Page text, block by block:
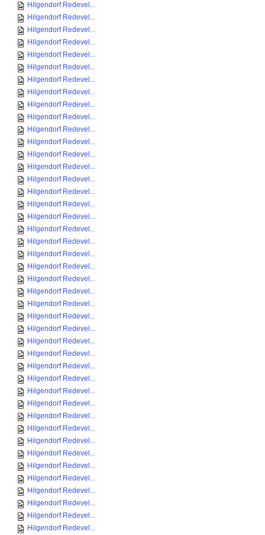
Hilgendorf Redevel...
Hilgendorf Redevel...
Hilgendorf Redevel...
Hilgendorf Redevel...
Hilgendorf Redevel...
Hilgendorf Redevel...
Hilgendorf Redevel...
Hilgendorf Redevel...
Hilgendorf Redevel...
Hilgendorf Redevel...
Hilgendorf Redevel...
Hilgendorf Redevel...
Hilgendorf Redevel...
Hilgendorf Redevel...
Hilgendorf Redevel...
Hilgendorf Redevel...
Hilgendorf Redevel...
Hilgendorf Redevel...
Hilgendorf Redevel...
Hilgendorf Redevel...
Hilgendorf Redevel...
Hilgendorf Redevel...
Hilgendorf Redevel...
Hilgendorf Redevel...
Hilgendorf Redevel...
Hilgendorf Redevel...
Hilgendorf Redevel...
Hilgendorf Redevel...
Hilgendorf Redevel...
Hilgendorf Redevel...
Hilgendorf Redevel...
Hilgendorf Redevel...
Hilgendorf Redevel...
Hilgendorf Redevel...
Hilgendorf Redevel...
Hilgendorf Redevel...
Hilgendorf Redevel...
Hilgendorf Redevel...
Hilgendorf Redevel...
Hilgendorf Redevel...
Hilgendorf Redevel...
Hilgendorf Redevel...
Hilgendorf Redevel...